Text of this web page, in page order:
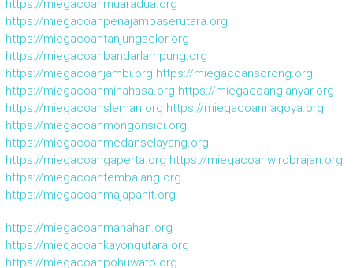
https://miegacoanmuaradua.org
https://miegacoanpenajampaserutara.org
https://miegacoantanjungselor.org
https://miegacoanbandarlampung.org
https://miegacoanjambi.org https://miegacoansorong.org
https://miegacoanminahasa.org https://miegacoangianyar.org
https://miegacoansleman.org https://miegacoannagoya.org
https://miegacoanmongonsidi.org
https://miegacoanmedanselayang.org
https://miegacoangaperta.org https://miegacoanwirobrajan.org
https://miegacoantembalang.org
https://miegacoanmajapahit.org
https://miegacoanmanahan.org
https://miegacoankayongutara.org
https://miegacoanpohuwato.org